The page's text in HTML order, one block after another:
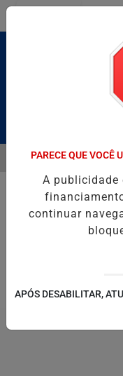
Pesquisar
E CAIQUE
EM ALTA
PARECE QUE VOCÊ
A publicidade
continuar
APÓS DESABILITAR,